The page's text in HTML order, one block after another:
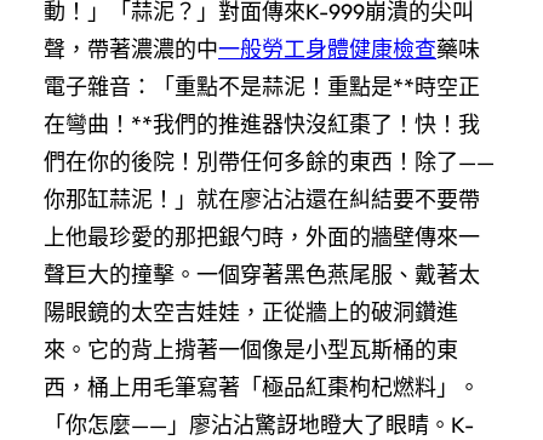
動！」「蒜泥？」對面傳來K-999崩潰的尖叫
聲，帶著濃濃的中一般勞工身體健康檢查藥味
電子雜音：「重點不是蒜泥！重點是**時空正
在彎曲！**我們的推進器快沒紅棗了！快！我
們在你的後院！別帶任何多餘的東西！除了——
你那缸蒜泥！」就在廖沾沾還在糾結要不要帶
上他最珍愛的那把銀勺時，外面的牆壁傳來一
聲巨大的撞擊。一個穿著黑色燕尾服、戴著太
陽眼鏡的太空吉娃娃，正從牆上的破洞鑽進
來。它的背上揹著一個像是小型瓦斯桶的東
西，桶上用毛筆寫著「極品紅棗枸杞燃料」。
「你怎麼——」廖沾沾驚訝地瞪大了眼睛。K-